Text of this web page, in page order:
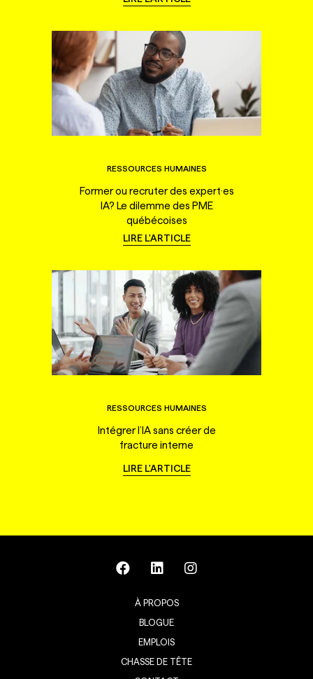
RESSOURCES HUMAINES
Former ou recruter des expert·es
IA? Le dilemme des PME
québécoises
LIRE L'ARTICLE
RESSOURCES HUMAINES
Intégrer l’IA sans créer de
fracture interne
LIRE L'ARTICLE
À PROPOS
BLOGUE
EMPLOIS
CHASSE DE TÊTE